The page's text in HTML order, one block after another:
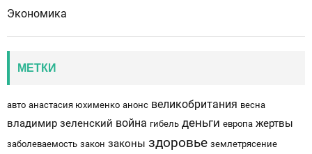
Экономика
МЕТКИ
авто анастасия юхименко анонс великобритания весна
владимир зеленский война гибель деньги европа жертвы
заболеваемость закон законы здоровье землетрясение